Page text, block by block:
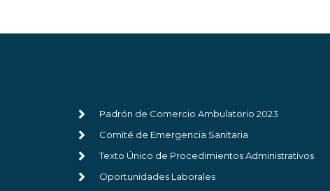
Padrón de Comercio Ambulatorio 2023
Comité de Emergencia Sanitaria
Texto Único de Procedimientos Administrativos
Oportunidades Laborales